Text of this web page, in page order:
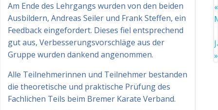
Am Ende des Lehrgangs wurden von den beiden
Ausbildern, Andreas Seiler und Frank Steffen, ein
Feedback eingefordert. Dieses fiel entsprechend
gut aus, Verbesserungsvorschläge aus der
Gruppe wurden dankend angenommen.
Alle Teilnehmerinnen und Teilnehmer bestanden
die theoretische und praktische Prüfung des
Fachlichen Teils beim Bremer Karate Verband.
«
»